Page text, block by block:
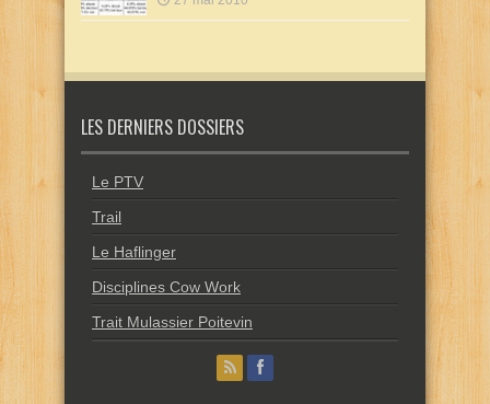
LES DERNIERS DOSSIERS
Le PTV
Trail
Le Haflinger
Disciplines Cow Work
Trait Mulassier Poitevin